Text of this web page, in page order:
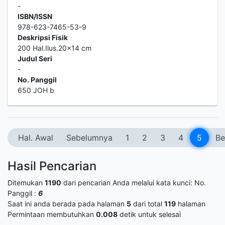
-
ISBN/ISSN
978-623-7465-53-9
Deskripsi Fisik
200 Hal.Ilus.20x14 cm
Judul Seri
-
No. Panggil
650 JOH b
Hal. Awal Sebelumnya 1 2 3 4 5
Hasil Pencarian
Ditemukan 1190 dari pencarian Anda melalui kata kunci: No.
Panggil : 6
Saat ini anda berada pada halaman 5 dari total 119 halaman
Permintaan membutuhkan 0.008 detik untuk selesai